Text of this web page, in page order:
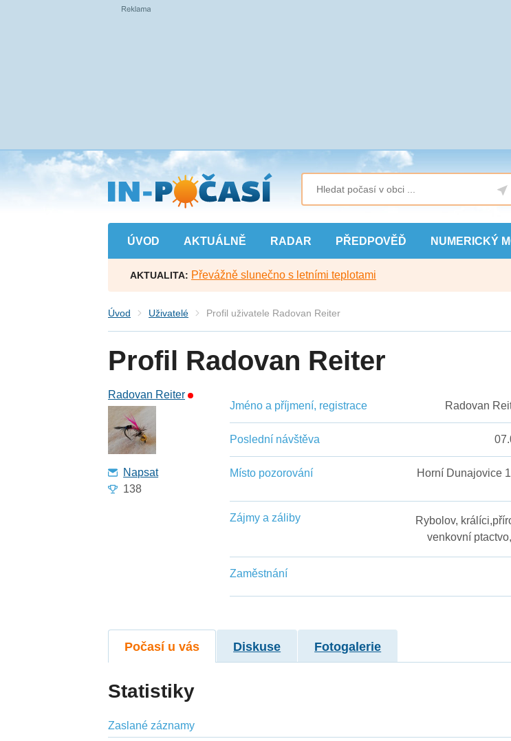
Přejít
na
hlavní
obsah
ÚVOD AKTUÁLNĚ RADAR PŘEDPOVĚĎ NUMERICKÝ
AKTUALITA: Převážně slunečno s letními teplotami
Úvod Uživatelé Profil uživatele Radovan Reiter
Profil Radovan Reiter
Radovan Reiter
Napsat
138
Jméno a příjmení, registrace Radovan
Poslední návštěva
Místo pozorování Horní Dunajovice
Zájmy a záliby
Rybolov,
venkovní
Zaměstnání
Počasí u vás Diskuse Fotogalerie
Statistiky
Zaslané záznamy